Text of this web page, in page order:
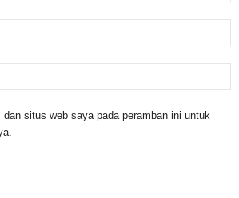
situs web saya pada peramban ini untuk